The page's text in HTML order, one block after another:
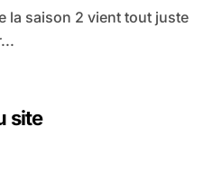
site